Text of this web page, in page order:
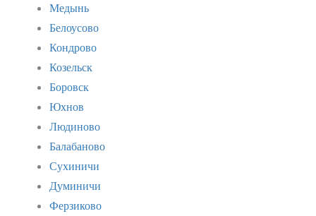
Медынь
Белоусово
Кондрово
Козельск
Боровск
Юхнов
Людиново
Балабаново
Сухиничи
Думиничи
Ферзиково